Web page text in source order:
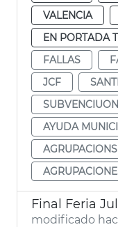
VALENCIA
EN PORTADA
FALLAS
JCF
AYUDA
Final Feria
modificado